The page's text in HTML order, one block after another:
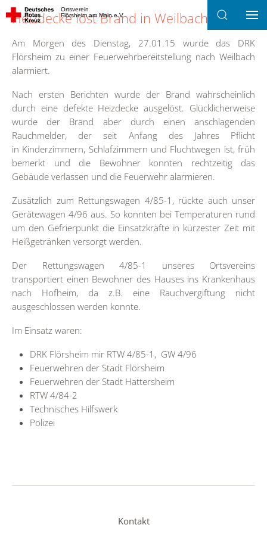
Ortsverein
Flörsheim am Main e.V.
Heizdecke löst Brand in Weilbach aus
Am Morgen des Dienstag, 27.01.15 wurde das DRK
Flörsheim zu einer Feuerwehrbereitstellung nach Weilbach
alarmiert.
Nach ersten Berichten wurde der Brand wahrscheinlich
durch eine defekte Heizdecke ausgelöst. Glücklicherweise
wurde der Brand aber durch einen anschlagenden
Rauchmelder, der seit Anfang des Jahres Pflicht
in Kinderzimmern, Schlafzimmern und Fluchtwegen ist, früh
bemerkt und die Bewohner konnten rechtzeitig das
Gebäude verlassen und die Feuerwehr alarmieren.
Zusätzlich zum Rettungswagen 4/85-1, rückte auch unser
Gerätewagen 4/96 aus. So konnten bei Temperaturen rund
um den Gefrierpunkt die Einsatzkräfte in kürzester Zeit mit
Heißgetränken versorgt werden.
Der Rettungswagen 4/85-1 unseres Ortsvereins
transportiert einen Bewohner des Hauses ins Krankenhaus
nach Hofheim, da z.B. eine Rauchvergiftung nicht
ausgeschlossen werden konnte.
Im Einsatz waren:
DRK Flörsheim mir RTW 4/85-1, GW 4/96
Feuerwehren der Stadt Flörsheim
Feuerwehren der Stadt Hattersheim
RTW 4/84-2
Technisches Hilfswerk
Polizei
Kontakt